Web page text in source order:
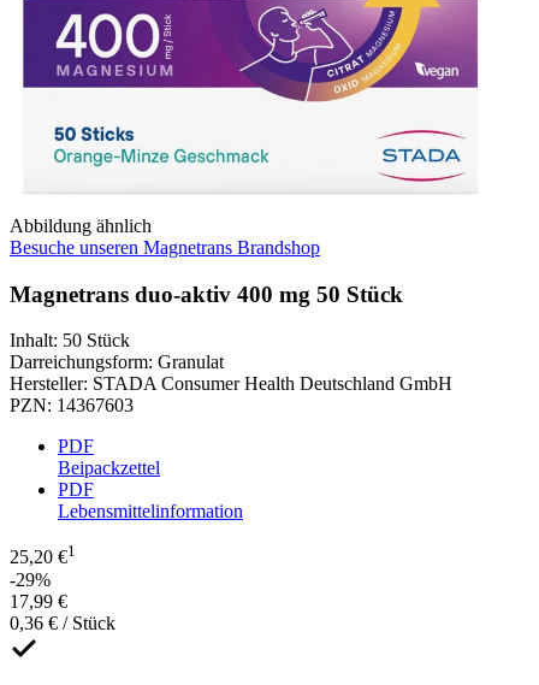
Abbildung ähnlich
Besuche unseren Magnetrans Brandshop
Magnetrans duo-aktiv 400 mg 50 Stück
Inhalt: 50 Stück
Darreichungsform: Granulat
Hersteller: STADA Consumer Health Deutschland GmbH
PZN: 14367603
PDF
Beipackzettel
PDF
Lebensmittelinformation
25,20 €1
-29%
17,99 €
0,36 € / Stück